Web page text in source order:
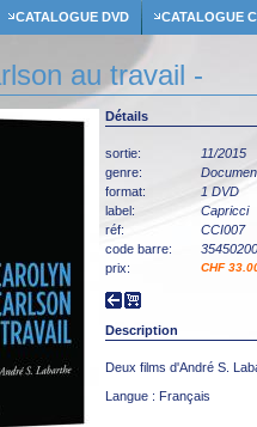
CATALOGUE DVD CATALOGUE
au travail -
Détails
sortie:
11/2015
genre:
format:
1 DVD
label:
Capricci
réf:
CCI007
code barre:
prix:
CHF
Description
Deux films d'André S.
Langue : Français